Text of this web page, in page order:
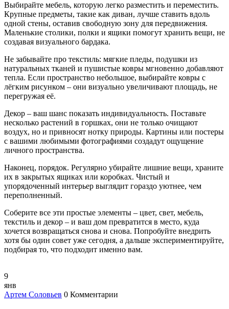
Выбирайте мебель, которую легко разместить и переместить.
Крупные предметы, такие как диван, лучше ставить вдоль
одной стены, оставив свободную зону для передвижения.
Маленькие столики, полки и ящики помогут хранить вещи, не
создавая визуального бардака.
Не забывайте про текстиль: мягкие пледы, подушки из
натуральных тканей и пушистые ковры мгновенно добавляют
тепла. Если пространство небольшое, выбирайте ковры с
лёгким рисунком – они визуально увеличивают площадь, не
перегружая её.
Декор – ваш шанс показать индивидуальность. Поставьте
несколько растений в горшках, они не только очищают
воздух, но и привносят нотку природы. Картины или постеры
с вашими любимыми фотографиями создадут ощущение
личного пространства.
Наконец, порядок. Регулярно убирайте лишние вещи, храните
их в закрытых ящиках или коробках. Чистый и
упорядоченный интерьер выглядит гораздо уютнее, чем
переполненный.
Соберите все эти простые элементы – цвет, свет, мебель,
текстиль и декор – и ваш дом превратится в место, куда
хочется возвращаться снова и снова. Попробуйте внедрить
хотя бы один совет уже сегодня, а дальше экспериментируйте,
подбирая то, что подходит именно вам.
9
янв
Артем Соловьев 0 Комментарии